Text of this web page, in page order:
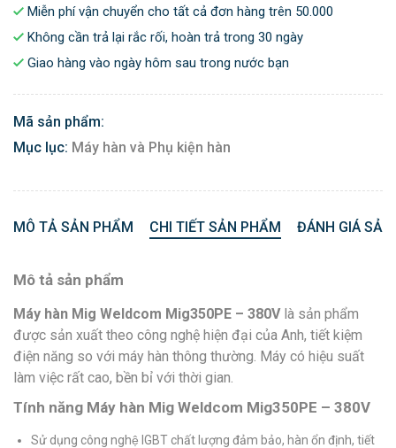
Miễn phí vận chuyển cho tất cả đơn hàng trên 50.000
Không cần trả lại rắc rối, hoàn trả trong 30 ngày
Giao hàng vào ngày hôm sau trong nước bạn
Mã sản phẩm:
Mục lục: Máy hàn và Phụ kiện hàn
MÔ TẢ SẢN PHẨM CHI TIẾT SẢN PHẨM ĐÁNH GIÁ
Mô tả sản phẩm
Máy hàn Mig Weldcom Mig350PE – 380Vlà sản phẩm
được sản xuất theo công nghệ hiện đại của Anh, tiết kiệm
điện năng so với máy hàn thông thường. Máy có hiệu suất
làm việc rất cao, bền bỉ với thời gian.
Tính năng Máy hàn Mig Weldcom Mig350PE – 380V
Sử dụng công nghệ IGBT chất lượng đảm bảo, hàn ổn định, tiết